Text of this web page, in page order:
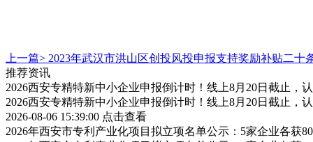
上一篇> 2023年武汉市洪山区创投风投申报支持奖励补贴二十
推荐资讯
2026西安专精特新中小企业申报倒计时！线上8月20日截止，
2026西安专精特新中小企业申报倒计时！线上8月20日截止，
2026-08-06 15:39:00 点击查看
2026年西安市专利产业化项目拟立项名单公示：5家企业各获